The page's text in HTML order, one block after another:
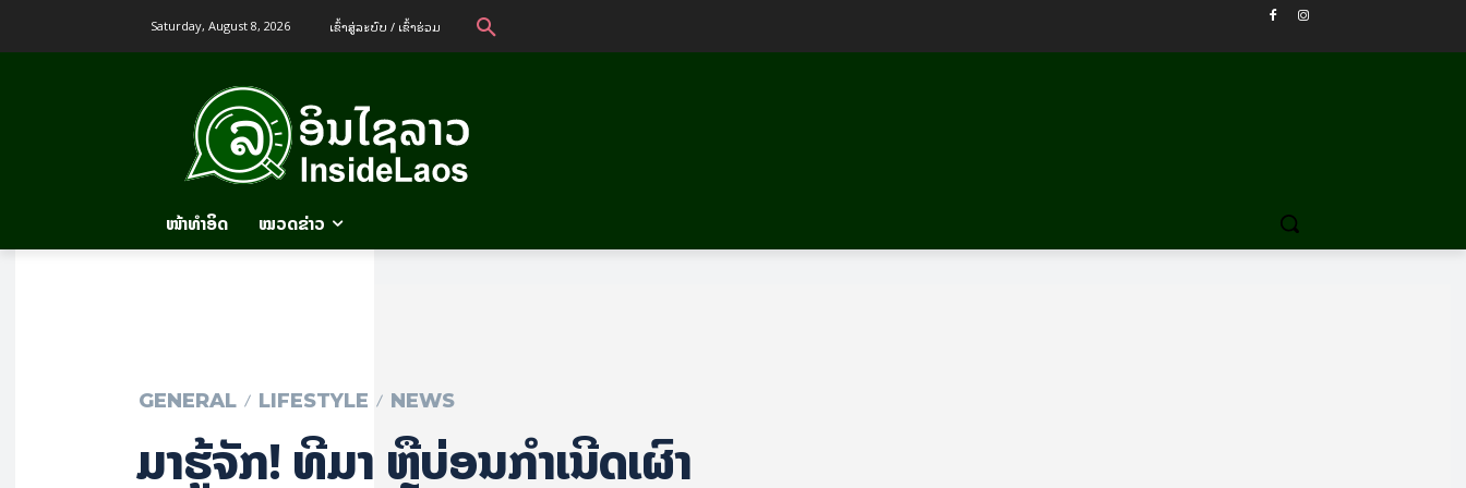
Saturday, August 8, 2026 ເຂົ້າ​ສູ່​ລະ​ບົບ / ເຂົ້າ​ຮ່ວມ
ໜ້າທຳອິດ ໝວດຂ່າວ
GENERAL LIFESTYLE NEWS
​ມາ​ຮູ້​ຈັກ! ທີ່​ມາ ຫຼື​ບ່ອນກໍາເນີດເຜົ່າ